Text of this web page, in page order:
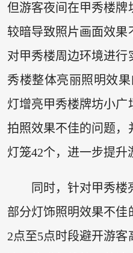
但游客夜间在甲秀楼牌
较暗导致照片画面效果
对甲秀楼周边环境进行
秀楼整体亮丽照明效
灯增亮甲秀楼牌坊小广
拍照效果不佳的问题，
灯笼42个，进一步提升
同时，针对甲秀楼
部分灯饰照明效果不佳
2点至5点时段避开游客